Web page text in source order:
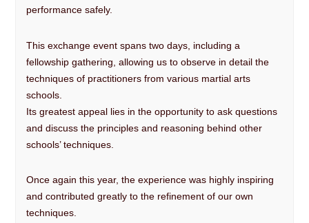
performance safely.
This exchange event spans two days, including a
fellowship gathering, allowing us to observe in detail the
techniques of practitioners from various martial arts
schools.
Its greatest appeal lies in the opportunity to ask questions
and discuss the principles and reasoning behind other
schools’ techniques.
Once again this year, the experience was highly inspiring
and contributed greatly to the refinement of our own
techniques.